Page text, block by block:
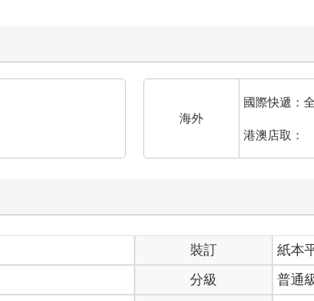
海外
國際快遞：
港澳店取：
裝訂
紙本
分級
普通